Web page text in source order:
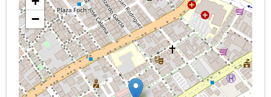
−